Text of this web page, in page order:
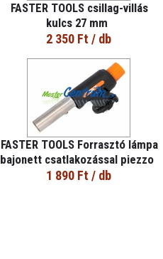
FASTER TOOLS csillag-villás
kulcs 27 mm
2 350 Ft / db
FASTER TOOLS Forrasztó lámpa
bajonett csatlakozással piezzo
1 890 Ft / db